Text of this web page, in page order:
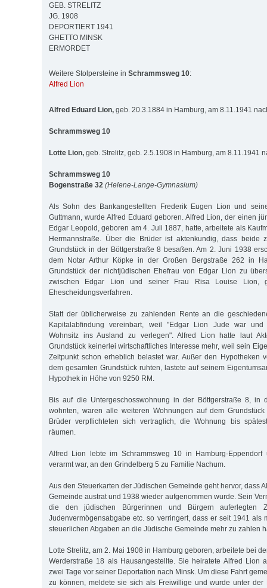
GEB. STRELITZ
JG. 1908
DEPORTIERT 1941
GHETTO MINSK
ERMORDET
Weitere Stolpersteine in Schrammsweg 10:
Alfred Lion
Alfred Eduard Lion, geb. 20.3.1884 in Hamburg, am 8.11.1941
Schrammsweg 10
Lotte Lion, geb. Strelitz, geb. 2.5.1908 in Hamburg, am 8.11.1941
Schrammsweg 10
Bogenstraße 32 (Helene-Lange-Gymnasium)
Als Sohn des Bankangestellten Frederik Eugen Lion und
Guttmann, wurde Alfred Eduard geboren. Alfred Lion, der einen
Edgar Leopold, geboren am 4. Juli 1887, hatte, arbeitete als
Hermannstraße. Über die Brüder ist aktenkundig, dass beide
Grundstück in der Böttgerstraße 8 besaßen. Am 2. Juni 1938
dem Notar Arthur Köpke in der Großen Bergstraße 262 in
Grundstück der nichtjüdischen Ehefrau von Edgar Lion zu
zwischen Edgar Lion und seiner Frau Risa Louise Lion,
Ehescheidungsverfahren.
Statt der üblicherweise zu zahlenden Rente an die
Kapitalabfindung vereinbart, weil "Edgar Lion Jude war und
Wohnsitz ins Aus­land zu verlegen". Alfred Lion hatte laut
Grundstück keinerlei wirtschaftliches Interesse mehr, weil sein
Zeitpunkt schon erheblich belastet war. Außer den Hypotheken
dem gesamten Grundstück ruhten, lastete auf seinem
Hypothek in Höhe von 9250 RM.
Bis auf die Untergeschosswohnung in der Böttgerstraße 8, in
wohnten, waren alle weiteren Wohnungen auf dem
Brüder verpflichteten sich vertraglich, die Wohnung bis
räumen.
Alfred Lion lebte im Schrammsweg 10 in Hamburg-
verarmt war, an den Grindelberg 5 zu Familie Nachum.
Aus den Steuerkarten der Jüdischen Gemeinde geht hervor, dass
Gemeinde austrat und 1938 wieder aufgenommen wurde. Sein
die den jüdischen Bürgerinnen und Bürgern auferlegten
Judenvermögensabgabe etc. so verringert, dass er seit 1941 als
steuerlichen Abgaben an die Jüdische Gemeinde mehr zu zahlen
Lotte Strelitz, am 2. Mai 1908 in Hamburg geboren, arbeitete bei
Werderstraße 18 als Hausangestellte. Sie heiratete Alfred Lion
zwei Tage vor seiner Depor­ta­tion nach Minsk. Um diese Fahrt
zu können, meldete sie sich als Freiwillige und wurde unter der